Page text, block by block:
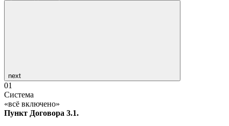
next
01
Система
«всё включено»
Пункт Договора 3.1.